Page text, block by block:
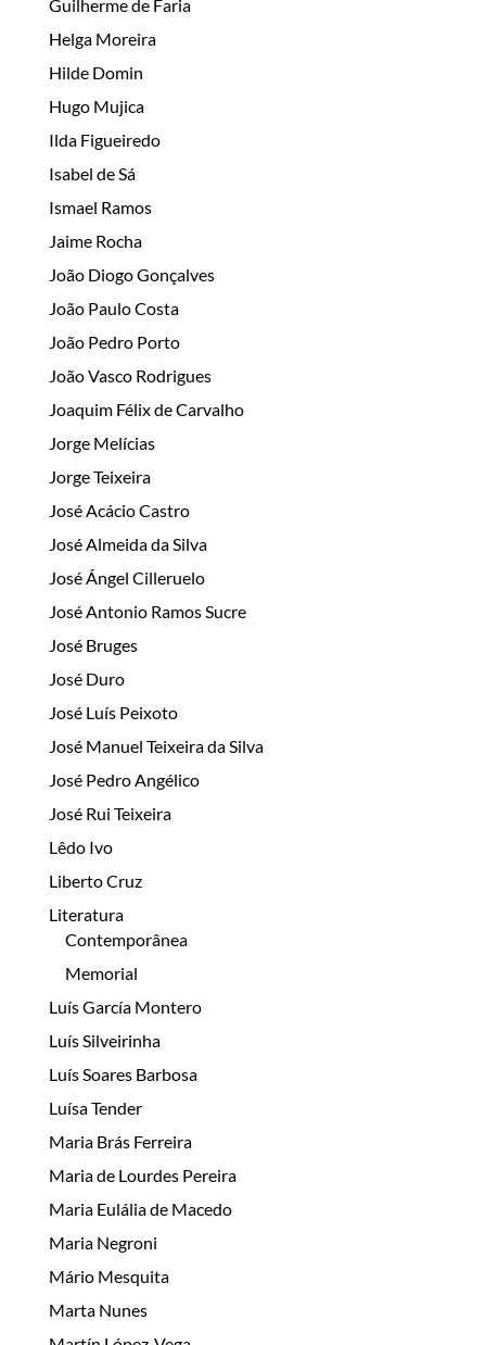
Guilherme de Faria
Helga Moreira
Hilde Domin
Hugo Mujica
Ilda Figueiredo
Isabel de Sá
Ismael Ramos
Jaime Rocha
João Diogo Gonçalves
João Paulo Costa
João Pedro Porto
João Vasco Rodrigues
Joaquim Félix de Carvalho
Jorge Melícias
Jorge Teixeira
José Acácio Castro
José Almeida da Silva
José Ángel Cilleruelo
José Antonio Ramos Sucre
José Bruges
José Duro
José Luís Peixoto
José Manuel Teixeira da Silva
José Pedro Angélico
José Rui Teixeira
Lêdo Ivo
Liberto Cruz
Literatura
Contemporânea
Memorial
Luís García Montero
Luís Silveirinha
Luís Soares Barbosa
Luísa Tender
Maria Brás Ferreira
Maria de Lourdes Pereira
Maria Eulália de Macedo
Maria Negroni
Mário Mesquita
Marta Nunes